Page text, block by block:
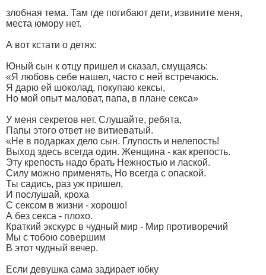
злобная тема. Там где погибают дети, извините меня,
места юмору нет.
А вот кстати о детях:
Юный сын к отцу пришел и сказал, смущаясь:
«Я любовь себе нашел, часто с ней встречаюсь.
Я дарю ей шоколад, покупаю кексы,
Но мой опыт маловат, папа, в плане секса»
У меня секретов нет. Слушайте, ребята,
Папы этого ответ не витиеватый.
«Не в подарках дело сын. Глупость и нелепость!
Выход здесь всегда один. Женщина - как крепость.
Эту крепость надо брать Нежностью и лаской.
Силу можно применять, Но всегда с опаской.
Ты садись, раз уж пришел,
И послушай, кроха
С сексом в жизни - хорошо!
А без секса - плохо.
Краткий экскурс в чудный мир - Мир противоречий
Мы с тобою совершим
В этот чудный вечер.
Если девушка сама задирает юбку